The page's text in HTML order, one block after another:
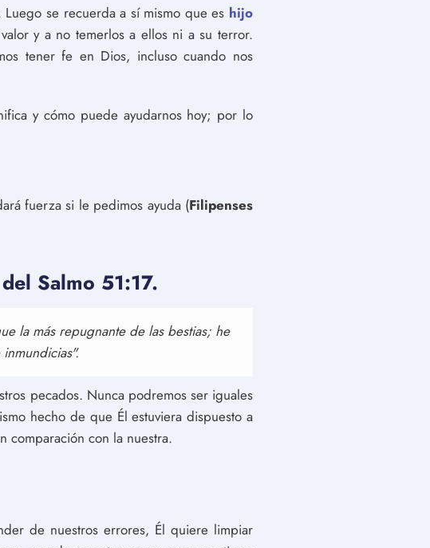
se recuerda a sí mismo que es hijo
y a no temerlos a ellos ni a su terror.
tener fe en Dios, incluso cuando nos
y cómo puede ayudarnos hoy; por lo
fuerza si le pedimos ayuda (Filipenses
Salmo 51:17.
la más repugnante de las bestias; he
pecados. Nunca podremos ser iguales
hecho de que Él estuviera dispuesto a
comparación con la nuestra.
de nuestros errores, Él quiere limpiar